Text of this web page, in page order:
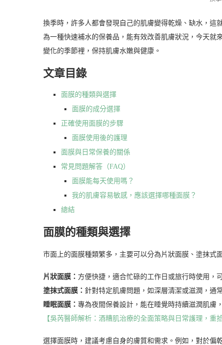
換季時，許多人都會發現自己的肌膚變得乾燥、缺水，這
為一種快速補水的保養品，能有效改善肌膚狀況，今天就
變化的季節裡，保持肌膚水嫩與健康。
文章目錄
面膜的種類與選擇
面膜的成分選擇
正確使用面膜的步驟
面膜使用後的護理
面膜與日常保養的關係
常見問題解答（FAQ）
面膜能每天使用嗎？
我的肌膚容易敏感，應該選擇哪種面膜？
總結
面膜的種類與選擇
市面上的面膜種類繁多，主要可以分為片狀面膜、塗抹式
片狀面膜： 方便快捷，適合忙碌的工作日或旅行時使用，
塗抹式面膜： 針對特定肌膚問題，如深層清潔或滋潤，通
睡眠面膜： 專為夜間保養設計，能在睡覺時持續滋潤肌膚
【吳芮醫師解析：酒糟肌治療的全面策略與日常護理，重
選擇面膜時，建議考慮自身的膚質和需求。例如，對於偏